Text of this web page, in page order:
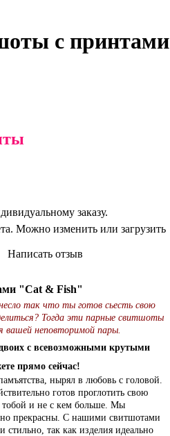
с принтами
заказу.
Можно изменить или загрузить
Написать отзыв
"Cat & Fish"
так что ты готов сьесть свою
Тогда эти парные свитшоты
вашей неповторимой пары.
с всевозможными крутыми
прямо сейчас!
нырял в любовь с головой.
готов проглотить свою
тобой и не с кем больше. Мы
прекрасны. С нашими свитшотами
стильно, так как изделия идеально